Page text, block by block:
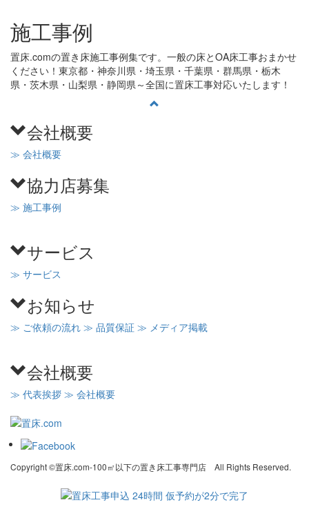
施工事例
置床.comの置き床施工事例集です。一般の床とOA床工事おまかせ
ください！東京都・神奈川県・埼玉県・千葉県・群馬県・栃木
県・茨木県・山梨県・静岡県～全国に置床工事対応いたします！
会社概要
≫ 会社概要
協力店募集
≫ 施工事例
サービス
≫ サービス
お知らせ
≫ ご依頼の流れ ≫ 品質保証 ≫ メディア掲載
会社概要
≫ 代表挨拶 ≫ 会社概要
Copyright ©置床.com-100㎡以下の置き床工事専門店 All Rights Reserved.